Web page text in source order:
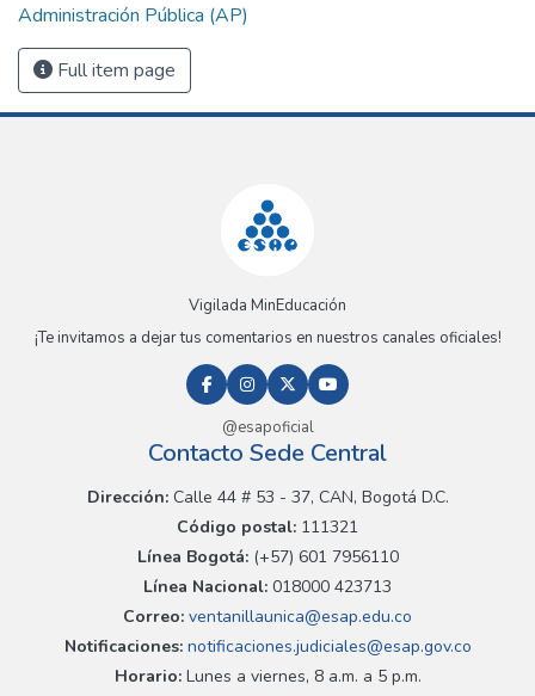
Administración Pública (AP)
Full item page
Vigilada MinEducación
¡Te invitamos a dejar tus comentarios en nuestros canales oficiales!
@esapoficial
Contacto Sede Central
Dirección:Calle 44 # 53 - 37, CAN, Bogotá D.C.
Código postal: 111321
Línea Bogotá:(+57) 601 7956110
Línea Nacional: 018000 423713
Correo: ventanillaunica@esap.edu.co
Notificaciones:notificaciones.judiciales@esap.gov.co
Horario:Lunes a viernes, 8 a.m. a 5 p.m.